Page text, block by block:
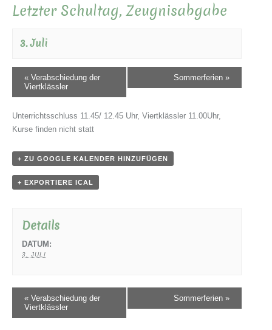
Letzter Schultag, Zeugnisabgabe
3. Juli
« Verabschiedung der
Viertklässler
Sommerferien »
Unterrichtsschluss 11.45/ 12.45 Uhr, Viertklässler 11.00Uhr,
Kurse finden nicht statt
+ ZU GOOGLE KALENDER HINZUFÜGEN
+ EXPORTIERE ICAL
Details
DATUM:
3. JULI
« Verabschiedung der
Viertklässler
Sommerferien »